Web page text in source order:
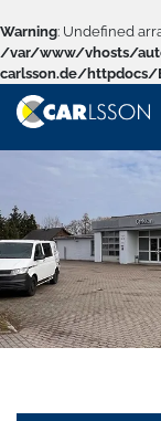
Warning: Undefined
/var/www/vhosts/
carlsson.de/httpdocs/